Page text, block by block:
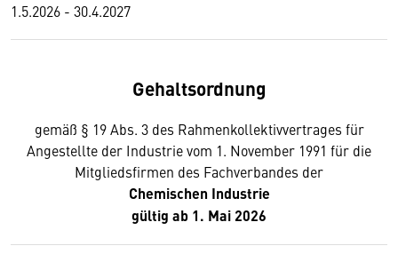
1.5.2026 - 30.4.2027
Gehaltsordnung
gemäß § 19 Abs. 3 des Rahmenkollektivvertrages für
Angestellte der Industrie vom 1. November 1991 für die
Mitgliedsfirmen des Fachverbandes der
Chemischen Industrie
gültig ab 1. Mai 2026